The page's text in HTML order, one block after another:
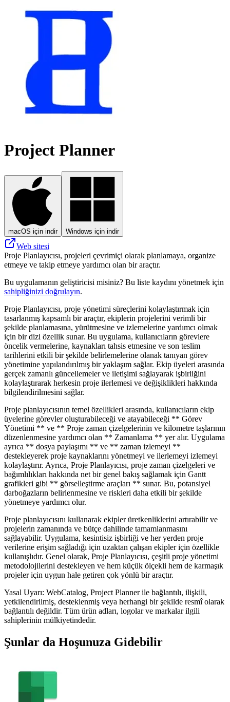
Project Planner
macOS için indir Windows için indir
Web sitesi
Proje Planlayıcısı, projeleri çevrimiçi olarak planlamaya, organize
etmeye ve takip etmeye yardımcı olan bir araçtır.
Bu uygulamanın geliştiricisi misiniz? Bu liste kaydını yönetmek için
sahipliğinizi doğrulayın.
Proje Planlayıcısı, proje yönetimi süreçlerini kolaylaştırmak için
tasarlanmış kapsamlı bir araçtır, ekiplerin projelerini verimli bir
şekilde planlamasına, yürütmesine ve izlemelerine yardımcı olmak
için bir dizi özellik sunar. Bu uygulama, kullanıcıların görevlere
öncelik vermelerine, kaynakları tahsis etmesine ve son teslim
tarihlerini etkili bir şekilde belirlemelerine olanak tanıyan görev
yönetimine yapılandırılmış bir yaklaşım sağlar. Ekip üyeleri arasında
gerçek zamanlı güncellemeler ve iletişimi sağlayarak işbirliğini
kolaylaştırarak herkesin proje ilerlemesi ve değişiklikleri hakkında
bilgilendirilmesini sağlar.
Proje planlayıcısının temel özellikleri arasında, kullanıcıların ekip
üyelerine görevler oluşturabileceği ve atayabileceği ** Görev
Yönetimi ** ve ** Proje zaman çizelgelerinin ve kilometre taşlarının
düzenlenmesine yardımcı olan ** Zamanlama ** yer alır. Uygulama
ayrıca ** dosya paylaşımı ** ve ** zaman izlemeyi **
destekleyerek proje kaynaklarını yönetmeyi ve ilerlemeyi izlemeyi
kolaylaştırır. Ayrıca, Proje Planlayıcısı, proje zaman çizelgeleri ve
bağımlılıkları hakkında net bir genel bakış sağlamak için Gantt
grafikleri gibi ** görselleştirme araçları ** sunar. Bu, potansiyel
darboğazların belirlenmesine ve riskleri daha etkili bir şekilde
yönetmeye yardımcı olur.
Proje planlayıcısını kullanarak ekipler üretkenliklerini artırabilir ve
projelerin zamanında ve bütçe dahilinde tamamlanmasını
sağlayabilir. Uygulama, kesintisiz işbirliği ve her yerden proje
verilerine erişim sağladığı için uzaktan çalışan ekipler için özellikle
kullanışlıdır. Genel olarak, Proje Planlayıcısı, çeşitli proje yönetimi
metodolojilerini destekleyen ve hem küçük ölçekli hem de karmaşık
projeler için uygun hale getiren çok yönlü bir araçtır.
Yasal Uyarı: WebCatalog, Project Planner ile bağlantılı, ilişkili,
yetkilendirilmiş, desteklenmiş veya herhangi bir şekilde resmî olarak
bağlantılı değildir. Tüm ürün adları, logolar ve markalar ilgili
sahiplerinin mülkiyetindedir.
Şunlar da Hoşunuza Gidebilir